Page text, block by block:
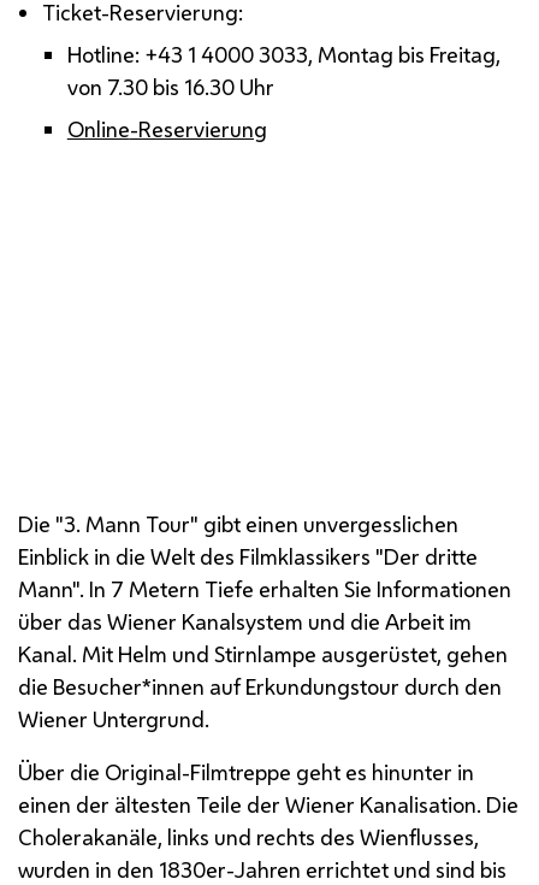
Ticket-Reservierung:
Hotline: +43 1 4000 3033, Montag bis Freitag,
von 7.30 bis 16.30 Uhr
Online-Reservierung
Die "3. Mann Tour" gibt einen unvergesslichen
Einblick in die Welt des Filmklassikers "Der dritte
Mann". In 7 Metern Tiefe erhalten Sie Informationen
über das Wiener Kanalsystem und die Arbeit im
Kanal. Mit Helm und Stirnlampe ausgerüstet, gehen
die Besucher*innen auf Erkundungstour durch den
Wiener Untergrund.
Über die Original-Filmtreppe geht es hinunter in
einen der ältesten Teile der Wiener Kanalisation. Die
Cholerakanäle, links und rechts des Wienflusses,
wurden in den 1830er-Jahren errichtet und sind bis